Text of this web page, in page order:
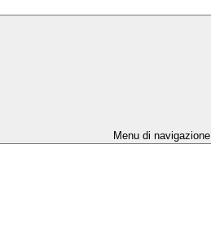
Menu di navigazione